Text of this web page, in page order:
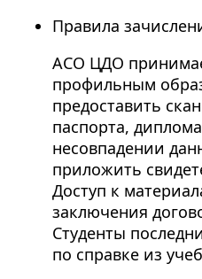
Правила
АСО ЦДО
профильным
предоставить
паспорта,
несовпадении
приложить
Доступ к
заключения
Студенты
по справке из